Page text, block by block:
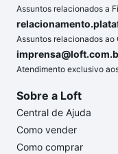
Assuntos relacionados a
Assuntos relacionados ao
Atendimento exclusivo
Sobre a Loft
Central de Ajuda
Como vender
Como comprar